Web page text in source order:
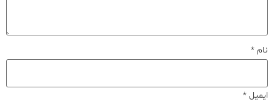
نام *
ایمیل *